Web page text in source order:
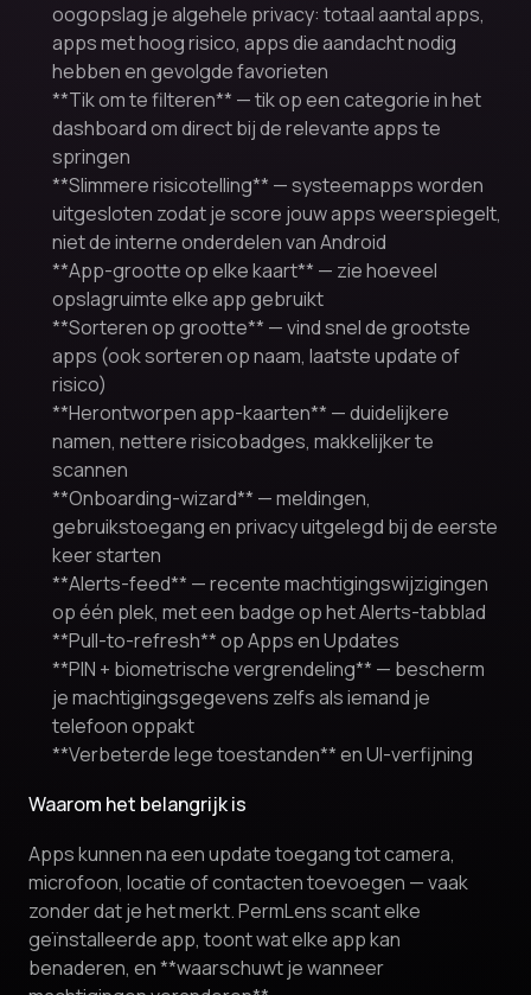
oogopslag je algehele privacy: totaal aantal apps,
apps met hoog risico, apps die aandacht nodig
hebben en gevolgde favorieten
**Tik om te filteren** — tik op een categorie in het
dashboard om direct bij de relevante apps te
springen
**Slimmere risicotelling** — systeemapps worden
uitgesloten zodat je score jouw apps weerspiegelt,
niet de interne onderdelen van Android
**App-grootte op elke kaart** — zie hoeveel
opslagruimte elke app gebruikt
**Sorteren op grootte** — vind snel de grootste
apps (ook sorteren op naam, laatste update of
risico)
**Herontworpen app-kaarten** — duidelijkere
namen, nettere risicobadges, makkelijker te
scannen
**Onboarding-wizard** — meldingen,
gebruikstoegang en privacy uitgelegd bij de eerste
keer starten
**Alerts-feed** — recente machtigingswijzigingen
op één plek, met een badge op het Alerts-tabblad
**Pull-to-refresh** op Apps en Updates
**PIN + biometrische vergrendeling** — bescherm
je machtigingsgegevens zelfs als iemand je
telefoon oppakt
**Verbeterde lege toestanden** en UI-verfijning
Waarom het belangrijk is
Apps kunnen na een update toegang tot camera,
microfoon, locatie of contacten toevoegen — vaak
zonder dat je het merkt. PermLens scant elke
geïnstalleerde app, toont wat elke app kan
benaderen, en **waarschuwt je wanneer